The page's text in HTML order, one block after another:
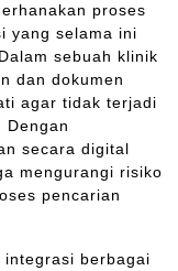
proses
yang selama ini
sebuah klinik
dan dokumen
agar tidak terjadi
Dengan
secara digital
mengurangi risiko
pencarian
integrasi berbagai